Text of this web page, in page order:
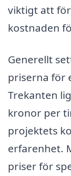
viktigt att
kostnaden
Generellt
priserna för
Trekanten
kronor per
projektets
erfarenhet.
priser för